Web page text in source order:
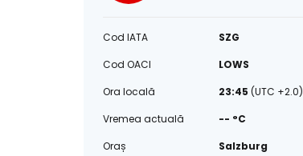
Cod IATA
SZG
Cod OACI
LOWS
Ora locală
23:45 (UTC +2.0)
Vremea actuală
-- °C
Oraș
Salzburg